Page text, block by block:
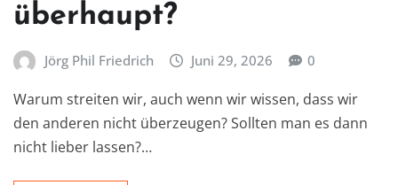
überhaupt?
Jörg Phil Friedrich Juni 29, 2026 0
Warum streiten wir, auch wenn wir wissen, dass wir
den anderen nicht überzeugen? Sollten man es dann
nicht lieber lassen?…